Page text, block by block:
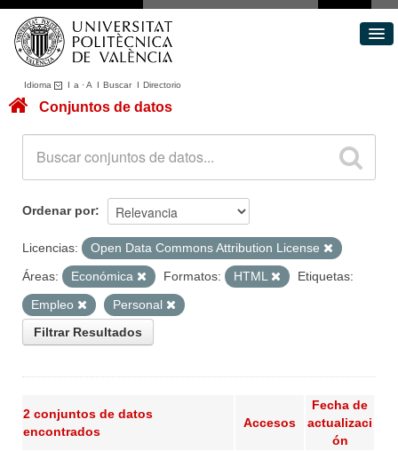
Idioma I a ·A I BuscarI Directorio
Conjuntos de datos
Acerca de
Portal de Transparencia
Conjuntos de datos
Ordenar por
Licencias:
Open Data Commons Attribution License
Áreas:
Económica Formatos: HTML
Etiquetas:
Empleo
Personal
Filtrar Resultados
2 conjuntos de datos
encontrados
Accesos
Fecha de
actualizaci
ón